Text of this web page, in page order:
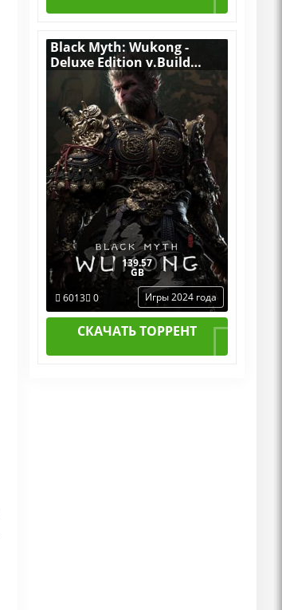
Black Myth: Wukong -
Deluxe Edition v.Build
21393610 [RUS|ENG] (2024)
PC Пиратка Portable + All
DLCs
139.57
GB
6013 0 Игры 2024 года
СКАЧАТЬ ТОРРЕНТ